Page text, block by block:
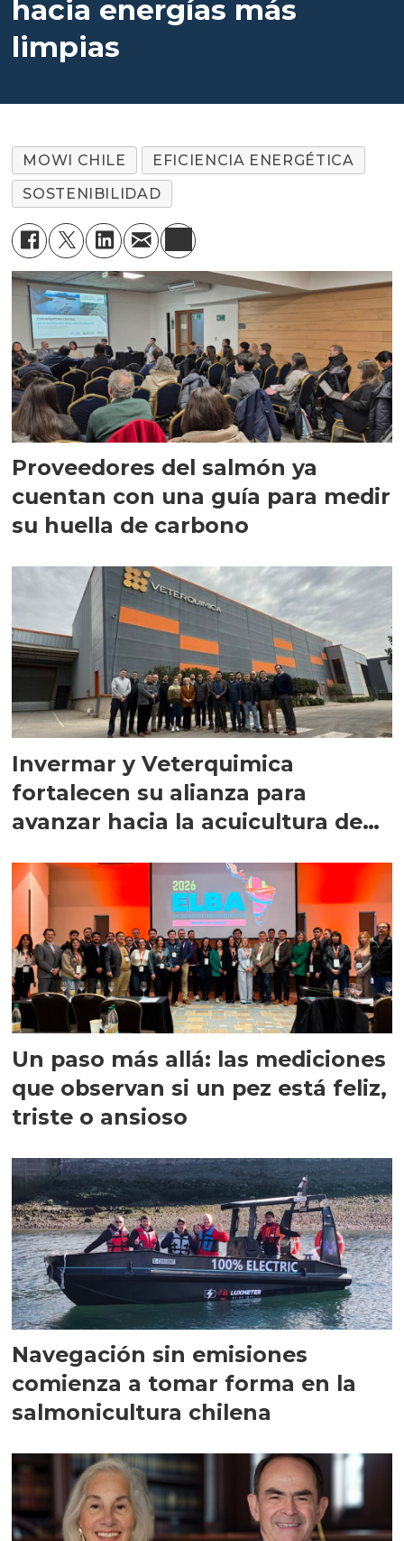
hacia energías más
limpias
MOWI CHILE
EFICIENCIA ENERGÉTICA
SOSTENIBILIDAD
Proveedores del salmón ya
cuentan con una guía para medir
su huella de carbono
Invermar y Veterquimica
fortalecen su alianza para
avanzar hacia la acuicultura de
Un paso más allá: las mediciones
que observan si un pez está feliz,
triste o ansioso
Navegación sin emisiones
comienza a tomar forma en la
salmonicultura chilena